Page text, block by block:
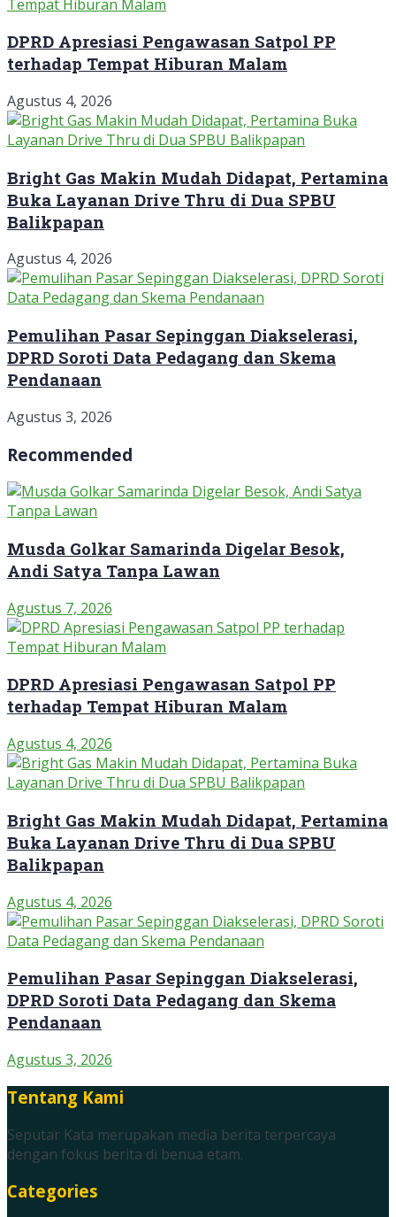
DPRD Apresiasi Pengawasan Satpol PP
terhadap Tempat Hiburan Malam
Agustus 4, 2026
Bright Gas Makin Mudah Didapat, Pertamina
Buka Layanan Drive Thru di Dua SPBU
Balikpapan
Agustus 4, 2026
Pemulihan Pasar Sepinggan Diakselerasi,
DPRD Soroti Data Pedagang dan Skema
Pendanaan
Agustus 3, 2026
Recommended
Musda Golkar Samarinda Digelar Besok,
Andi Satya Tanpa Lawan
Agustus 7, 2026
DPRD Apresiasi Pengawasan Satpol PP
terhadap Tempat Hiburan Malam
Agustus 4, 2026
Bright Gas Makin Mudah Didapat, Pertamina
Buka Layanan Drive Thru di Dua SPBU
Balikpapan
Agustus 4, 2026
Pemulihan Pasar Sepinggan Diakselerasi,
DPRD Soroti Data Pedagang dan Skema
Pendanaan
Agustus 3, 2026
Tentang Kami
Seputar Kata merupakan media berita terpercaya
dengan fokus berita di benua etam.
Categories